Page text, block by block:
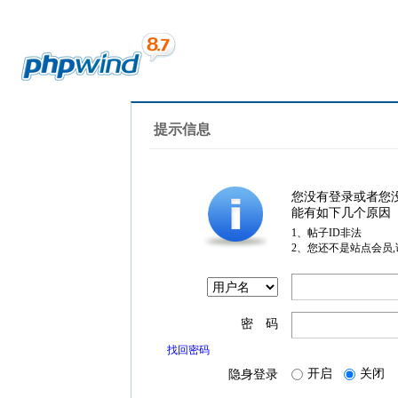
提示信息
您没有登录或者您
能有如下几个原因
1、帖子ID非法
2、您还不是站点会员
密 码
找回密码
隐身登录 开启 关闭